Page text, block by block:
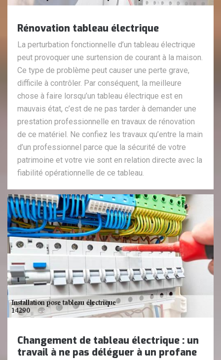
Rénovation tableau électrique
La perturbation fonctionnelle d’un tableau électrique
peut provoquer une surtension de courant à la maison.
Ce type de problème peut causer une perte grave,
difficile à contrôler. Par conséquent, la meilleure
chose à faire lorsqu’un tableau électrique est en
mauvais état, c’est de ne pas tarder à demander une
prestation professionnelle en travaux de rénovation
de ce matériel. Ne confiez les travaux qu’entre la main
d’un professionnel parce que la sécurité de votre
patrimoine et votre vie sont en relation directe avec la
fiabilité opérationnelle de ce tableau.
Changement de tableau électrique : un
travail à ne pas déléguer à un profane